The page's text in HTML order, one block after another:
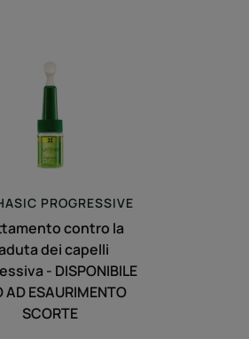
dei
capelli
progressiva
-
FINO
AD
ESAURIMENTO
SCORTE
PROGRESSIVE
contro la
dei capelli
- DISPONIBILE
AD ESAURIMENTO
SCORTE